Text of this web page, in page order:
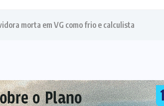
morta em VG como frio e calculista